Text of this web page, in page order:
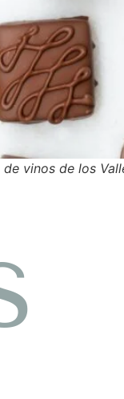
vinos de los